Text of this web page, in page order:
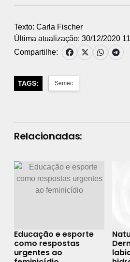
Texto: Carla Fischer
Última atualização: 30/12/2020
Compartilhe:
TAGS: Semec
Relacionadas:
Educação e esporte
como respostas
urgentes ao